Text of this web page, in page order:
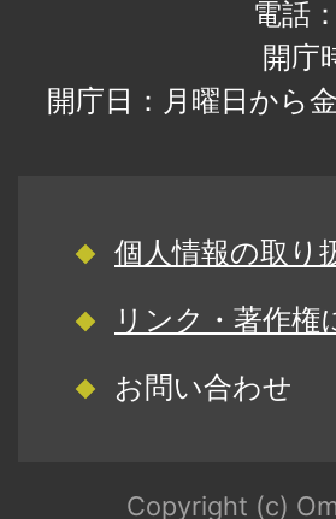
電話
開庁
開庁日：月曜日から
個人情報の取り
リンク・著作権
お問い合わせ
Copyright (c)